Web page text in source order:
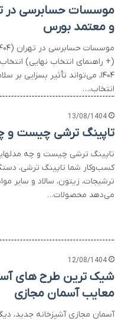
و معتمد بورس
(+ راهنمای انتخاب نهایی)
۱۴۰۴، می‌تواند تأثیر بسزایی
انتخاب،…
13/08/1404
تاپینگ ترشی چیست و
تاپینگ ترشی چیست و چه
کسب‌وکار شما تاپینگ ترشی،
ترشیجات، زیتون، سالاد و سایر
می‌دهد محصولات…
12/08/1404
شیک ترین طرح های
معایب آسمان مجازی
آسمان مجازی آشپزخانه جدید،